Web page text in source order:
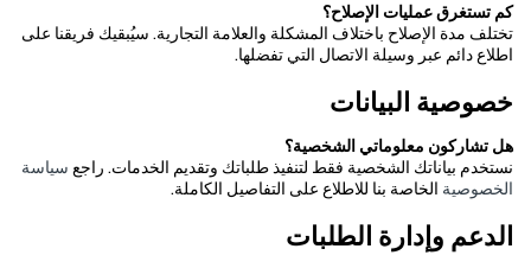
كم تستغرق عمليات الإصلاح؟
تختلف مدة الإصلاح باختلاف المشكلة والعلامة التجارية. سيُبقيك فريقنا على
اطلاع دائم عبر وسيلة الاتصال التي تفضلها.
خصوصية البيانات
هل تشاركون معلوماتي الشخصية؟
نستخدم بياناتك الشخصية فقط لتنفيذ طلباتك وتقديم الخدمات. راجع سياسة
الخصوصية الخاصة بنا للاطلاع على التفاصيل الكاملة.
الدعم وإدارة الطلبات